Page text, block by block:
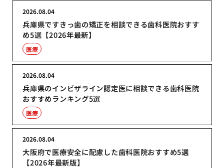
兵庫県ですきっ歯の矯正を相談できる歯科医院おすす
め5選【2026年最新】
2026.08.04
医療
兵庫県のインビザライン認定医に相談できる歯科医院
おすすめランキング5選
2026.08.04
医療
大阪府で医療安全に配慮した歯科医院おすすめ5選
【2026年最新版】
2026.08.04